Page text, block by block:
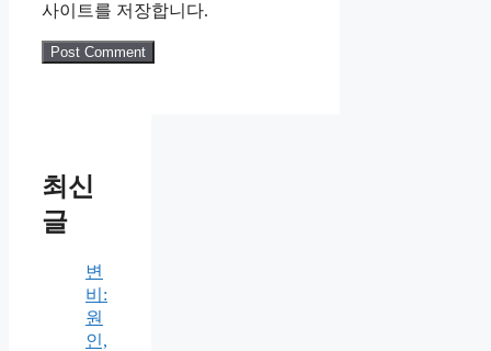
사이트를 저장합니다.
최신
글
변
비:
원
인,